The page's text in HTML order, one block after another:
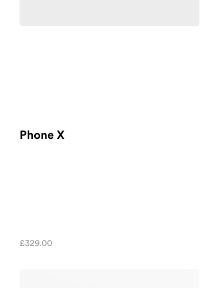
Phone X
£329.00